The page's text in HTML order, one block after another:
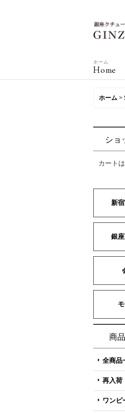
ホーム
Home
ホーム >
ショ
カートは
新
銀
商
全商品
再入荷
ワンピ